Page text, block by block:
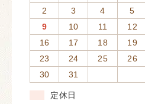
2
3 4 5
9
10 11 12
16
17 18 19
23
24 25 26
30
31
定休日